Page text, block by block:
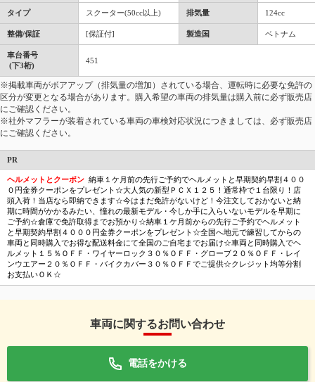
タイプ スクーター(50cc以上) 排気量 124cc
整備/保証 [保証付] 製造国 ベトナム
車台番号
(下3桁)
451
※掲載車両がボアアップ（排気量の増加）されている場合、運転時に必要な免許の
区分が変更となる場合があります。購入希望の車両の排気量は購入前に必ず販売店
にご確認ください。
※社外マフラーが装着されている車両の車検対応状況につきましては、必ず販売店
にご確認ください。
PR
ヘルメットとクーポン 納車１ケ月前の先行ご予約でヘルメットと早期契約早割４００
０円金券クーポンをプレゼント☆大人気の新型ＰＣＸ１２５！通常枠で１台限り！店
頭入荷！当店なら即納できます☆今はまだ免許がないけど！今注文しておかないと納
期に時間がかかるみたい、憧れの最新モデル・今しか手に入らいないモデルを早期に
ご予約☆倉庫で免許取得までお預かり☆納車１ケ月前からの先行ご予約でヘルメット
と早期契約早割４０００円金券クーポンをプレゼント☆全国へ地元で練習してからの
車両と同時購入でお得な配送料金にて全国のご自宅までお届け☆車両と同時購入でヘ
ルメット１５％ＯＦＦ・ワイヤーロック３０％ＯＦＦ・グローブ２０％ＯＦＦ・レイ
ンウエアー２０％ＯＦＦ・バイクカバー３０％ＯＦＦでご提供☆クレジット均等分割
お支払いＯＫ☆
車両に関するお問い合わせ
電話をかける